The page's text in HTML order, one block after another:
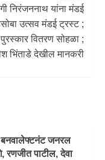
निरंजननाथ यांना मंडई
उत्सव मंडई ट्रस्ट ;
वितरण सोहळा ;
भिंताडे देखील मानकरी
बनवालेफ्टनंट जनरल
रणजीत पाटील, देवा